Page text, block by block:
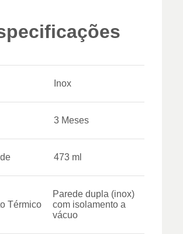
Inox
3 Meses
473 ml
Térmico
Parede dupla (inox)
com isolamento a
vácuo